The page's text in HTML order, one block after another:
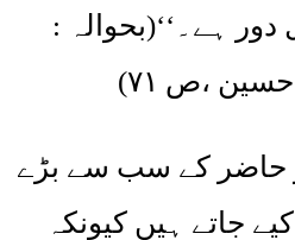
ہے۔‘‘(بحوالہ :
،ص ۷۱)
حاضر کے سب سے بڑے
جاتے ہیں کیونکہ